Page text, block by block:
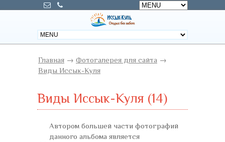
Главная → Фотогалерея для сайта →
Виды Иссык-Куля
Виды Иссык-Куля (14)
Автором большей части фотографий
данного альбома является